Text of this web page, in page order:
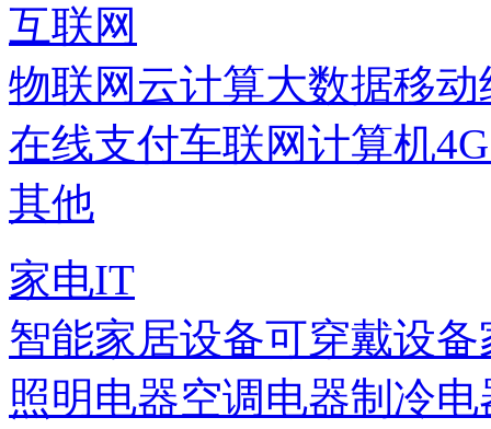
互联网
物联网 云计算大数据移动
在线支付车联网计算机
其他
家电IT
智能家居设备可穿戴设备
照明电器空调电器制冷电